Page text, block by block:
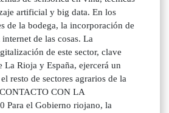
artificial y big data. En los
de la bodega, la incorporación de
de las cosas. La
de este sector, clave
La Rioja y España, ejercerá un
resto de sectores agrarios de la
CON LA
Para el Gobierno riojano, la